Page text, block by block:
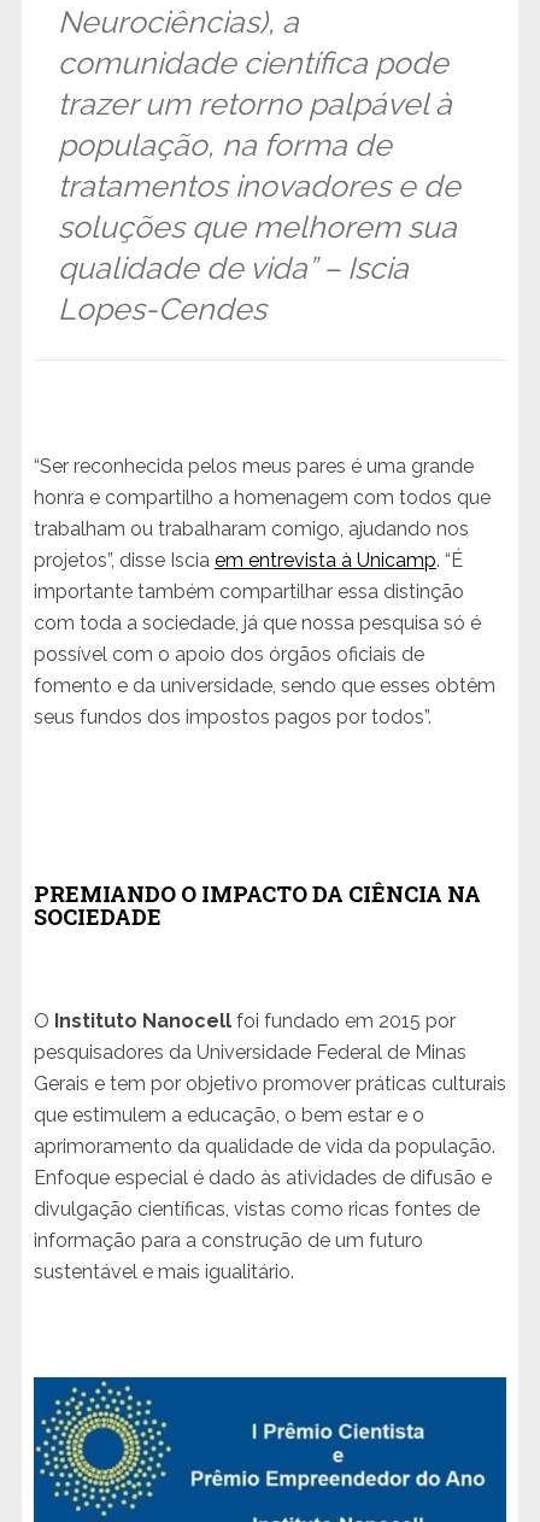
Neurociências), a
comunidade científica pode
trazer um retorno palpável à
população, na forma de
tratamentos inovadores e de
soluções que melhorem sua
qualidade de vida” – Iscia
Lopes-Cendes
“Ser reconhecida pelos meus pares é uma grande
honra e compartilho a homenagem com todos que
trabalham ou trabalharam comigo, ajudando nos
projetos”, disse Iscia em entrevista à Unicamp. “É
importante também compartilhar essa distinção
com toda a sociedade, já que nossa pesquisa só é
possível com o apoio dos órgãos oficiais de
fomento e da universidade, sendo que esses obtêm
seus fundos dos impostos pagos por todos”.
PREMIANDO O IMPACTO DA CIÊNCIA NA
SOCIEDADE
O Instituto Nanocellfoi fundado em 2015 por
pesquisadores da Universidade Federal de Minas
Gerais e tem por objetivo promover práticas culturais
que estimulem a educação, o bem estar e o
aprimoramento da qualidade de vida da população.
Enfoque especial é dado às atividades de difusão e
divulgação científicas, vistas como ricas fontes de
informação para a construção de um futuro
sustentável e mais igualitário.